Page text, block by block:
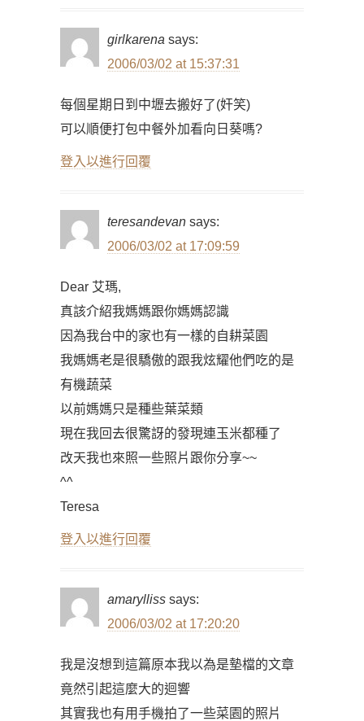
girlkarena says:
2006/03/02 at 15:37:31
每個星期日到中壢去搬好了(奸笑)
可以順便打包中餐外加看向日葵嗎?
登入以進行回覆
teresandevan says:
2006/03/02 at 17:09:59
Dear 艾瑪,
真該介紹我媽媽跟你媽媽認識
因為我台中的家也有一樣的自耕菜園
我媽媽老是很驕傲的跟我炫耀他們吃的是
有機蔬菜
以前媽媽只是種些葉菜類
現在我回去很驚訝的發現連玉米都種了
改天我也來照一些照片跟你分享~~
^^
Teresa
登入以進行回覆
amarylliss says:
2006/03/02 at 17:20:20
我是沒想到這篇原本我以為是墊檔的文章
竟然引起這麼大的迴響
其實我也有用手機拍了一些菜園的照片